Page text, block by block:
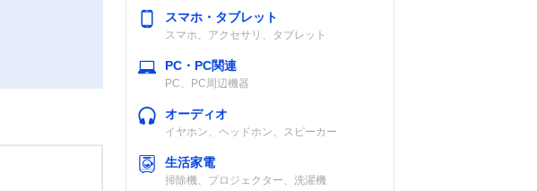
スマホ・タブレット
スマホ、アクセサリ、タブレット
PC・PC関連
PC、PC周辺機器
オーディオ
イヤホン、ヘッドホン、スピーカー
生活家電
掃除機、プロジェクター、洗濯機